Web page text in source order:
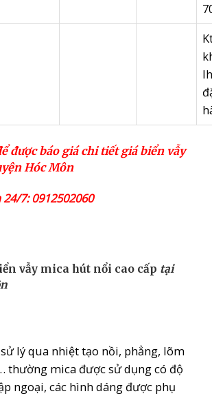
được báo giá chi tiết giá biển vẫy
Hóc Môn
7: 0912502060
vẫy mica hút nổi cao cấp tại
lý qua nhiệt tạo nồi, phẳng, lõm
thường mica được sử dụng có độ
ngoại, các hình dáng được phụ